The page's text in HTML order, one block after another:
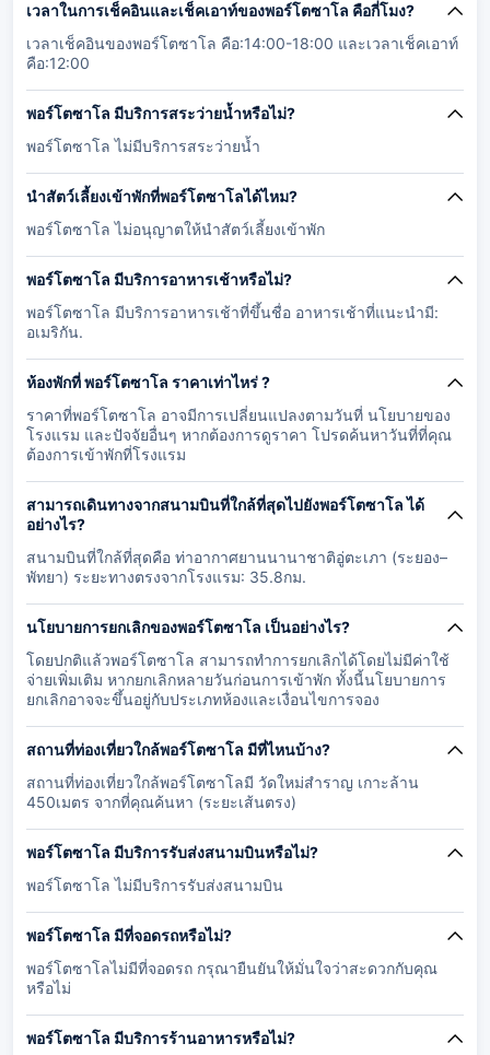
เวลาในการเช็คอินและเช็คเอาท์ของพอร์โตซาโล คือกี่โมง?
เวลาเช็คอินของพอร์โตซาโล คือ:14:00-18:00 และเวลาเช็คเอาท์
คือ:12:00
พอร์โตซาโล มีบริการสระว่ายน้ำหรือไม่?
พอร์โตซาโล ไม่มีบริการสระว่ายน้ำ
นำสัตว์เลี้ยงเข้าพักที่พอร์โตซาโลได้ไหม?
พอร์โตซาโล ไม่อนุญาตให้นำสัตว์เลี้ยงเข้าพัก
พอร์โตซาโล มีบริการอาหารเช้าหรือไม่?
พอร์โตซาโล มีบริการอาหารเช้าที่ขึ้นชื่อ อาหารเช้าที่แนะนำมี:
อเมริกัน.
ห้องพักที่ พอร์โตซาโล ราคาเท่าไหร่ ?
ราคาที่พอร์โตซาโล อาจมีการเปลี่ยนแปลงตามวันที่ นโยบายของ
โรงแรม และปัจจัยอื่นๆ หากต้องการดูราคา โปรดค้นหาวันที่ที่คุณ
ต้องการเข้าพักที่โรงแรม
สามารถเดินทางจากสนามบินที่ใกล้ที่สุดไปยังพอร์โตซาโล ได้
อย่างไร?
สนามบินที่ใกล้ที่สุดคือ ท่าอากาศยานนานาชาติอู่ตะเภา (ระยอง–
พัทยา) ระยะทางตรงจากโรงแรม: 35.8กม.
นโยบายการยกเลิกของพอร์โตซาโล เป็นอย่างไร?
โดยปกติแล้วพอร์โตซาโล สามารถทำการยกเลิกได้โดยไม่มีค่าใช้
จ่ายเพิ่มเติม หากยกเลิกหลายวันก่อนการเข้าพัก ทั้งนี้นโยบายการ
ยกเลิกอาจจะขึ้นอยู่กับประเภทห้องและเงื่อนไขการจอง
สถานที่ท่องเที่ยวใกล้พอร์โตซาโล มีที่ไหนบ้าง?
สถานที่ท่องเที่ยวใกล้พอร์โตซาโลมี วัดใหม่สำราญ เกาะล้าน
450เมตร จากที่คุณค้นหา (ระยะเส้นตรง)
พอร์โตซาโล มีบริการรับส่งสนามบินหรือไม่?
พอร์โตซาโล ไม่มีบริการรับส่งสนามบิน
พอร์โตซาโล มีที่จอดรถหรือไม่?
พอร์โตซาโลไม่มีที่จอดรถ กรุณายืนยันให้มั่นใจว่าสะดวกกับคุณ
หรือไม่
พอร์โตซาโล มีบริการร้านอาหารหรือไม่?